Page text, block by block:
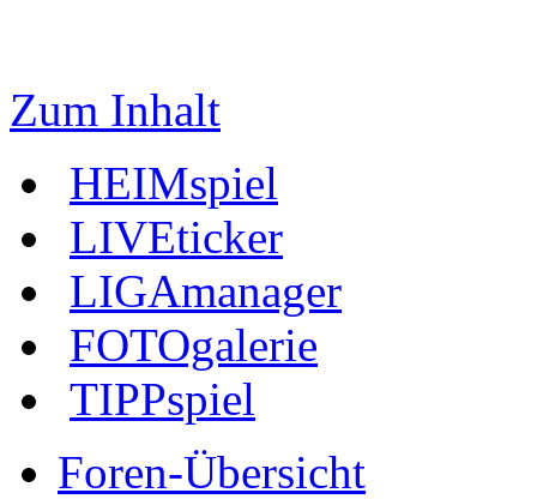
Zum Inhalt
HEIMspiel
LIVEticker
LIGAmanager
FOTOgalerie
TIPPspiel
Foren-Übersicht